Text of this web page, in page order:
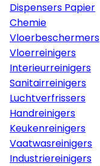
Dispensers Papier
Chemie
Vloerbeschermers
Vloerreinigers
Interieurreinigers
Sanitairreinigers
Luchtverfrissers
Handreinigers
Keukenreinigers
Vaatwasreinigers
Industriereinigers